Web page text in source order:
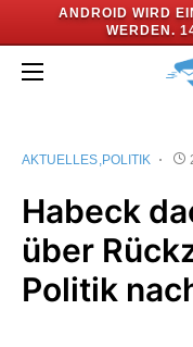
ANDROID WIRD
WERDEN.
AKTUELLES POLITIK
Habeck
über
Politik